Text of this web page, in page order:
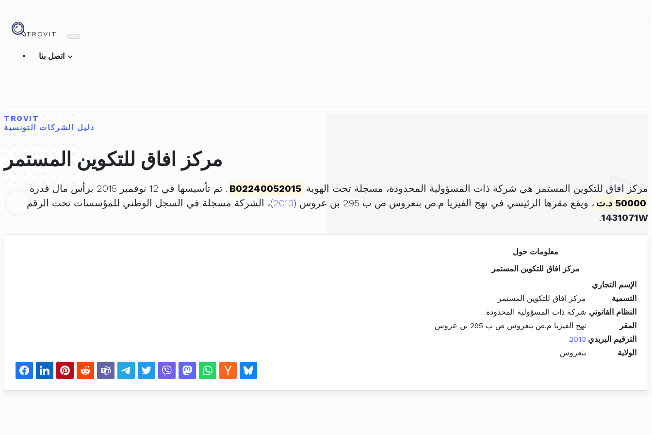
TROVIT
TROVIT
دليل الشركات التونسية
مركز افاق للتكوين المستمر
مركز افاق للتكوين المستمر هي شركة ذات المسؤولية المحدودة، مسجلة تحت الهوية B02240052015 . تم تأسيسها في 12 نوفمبر 2015 برأس مال قدره
50000 د.ت
، ويقع مقرها الرئيسي في نهج الفيزيا م.ص بنعروس ص ب 295 بن عروس ( 2013)، الشركة مسجلة في السجل الوطني للمؤسسات تحت الرقم
1431071W
.
معلومات حول
مركز افاق للتكوين المستمر
الإسم التجاري
التسمية
مركز افاق للتكوين المستمر
النظام القانوني شركة ذات المسؤولية المحدودة
المقر
نهج الفيزيا م.ص بنعروس ص ب 295 بن عروس
الترقيم البريدي 2013
الولاية
بنعروس